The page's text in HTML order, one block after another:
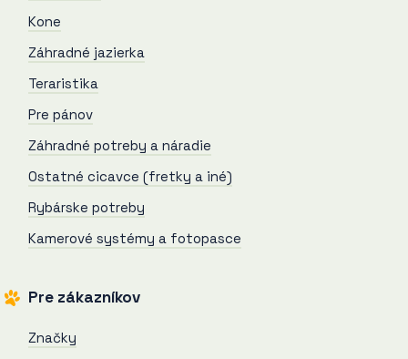
Kone
Záhradné jazierka
Teraristika
Pre pánov
Záhradné potreby a náradie
Ostatné cicavce (fretky a iné)
Rybárske potreby
Kamerové systémy a fotopasce
Pre zákazníkov
Značky